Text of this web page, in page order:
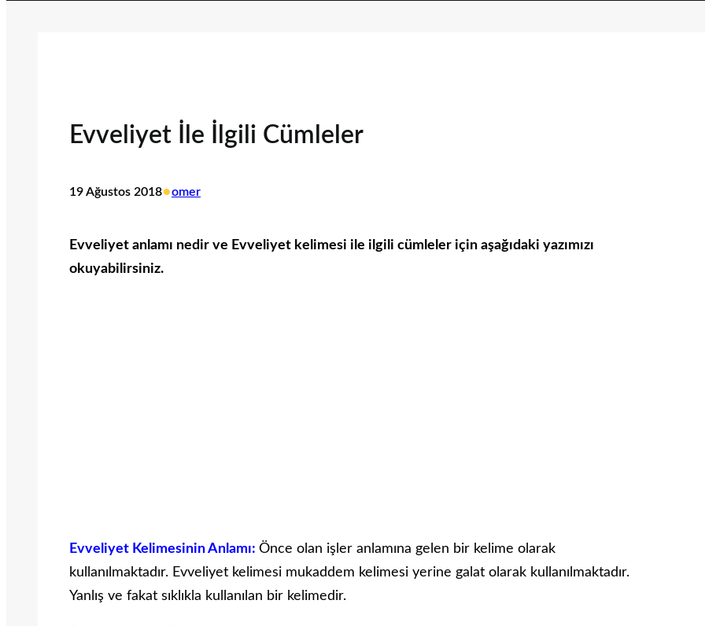
Evveliyet İle İlgili Cümleler
19 Ağustos 2018•omer
Evveliyet anlamı nedir ve Evveliyet kelimesi ile ilgili cümleler için aşağıdaki yazımızı
okuyabilirsiniz.
Evveliyet Kelimesinin Anlamı: Önce olan işler anlamına gelen bir kelime olarak
kullanılmaktadır. Evveliyet kelimesi mukaddem kelimesi yerine galat olarak kullanılmaktadır.
Yanlış ve fakat sıklıkla kullanılan bir kelimedir.